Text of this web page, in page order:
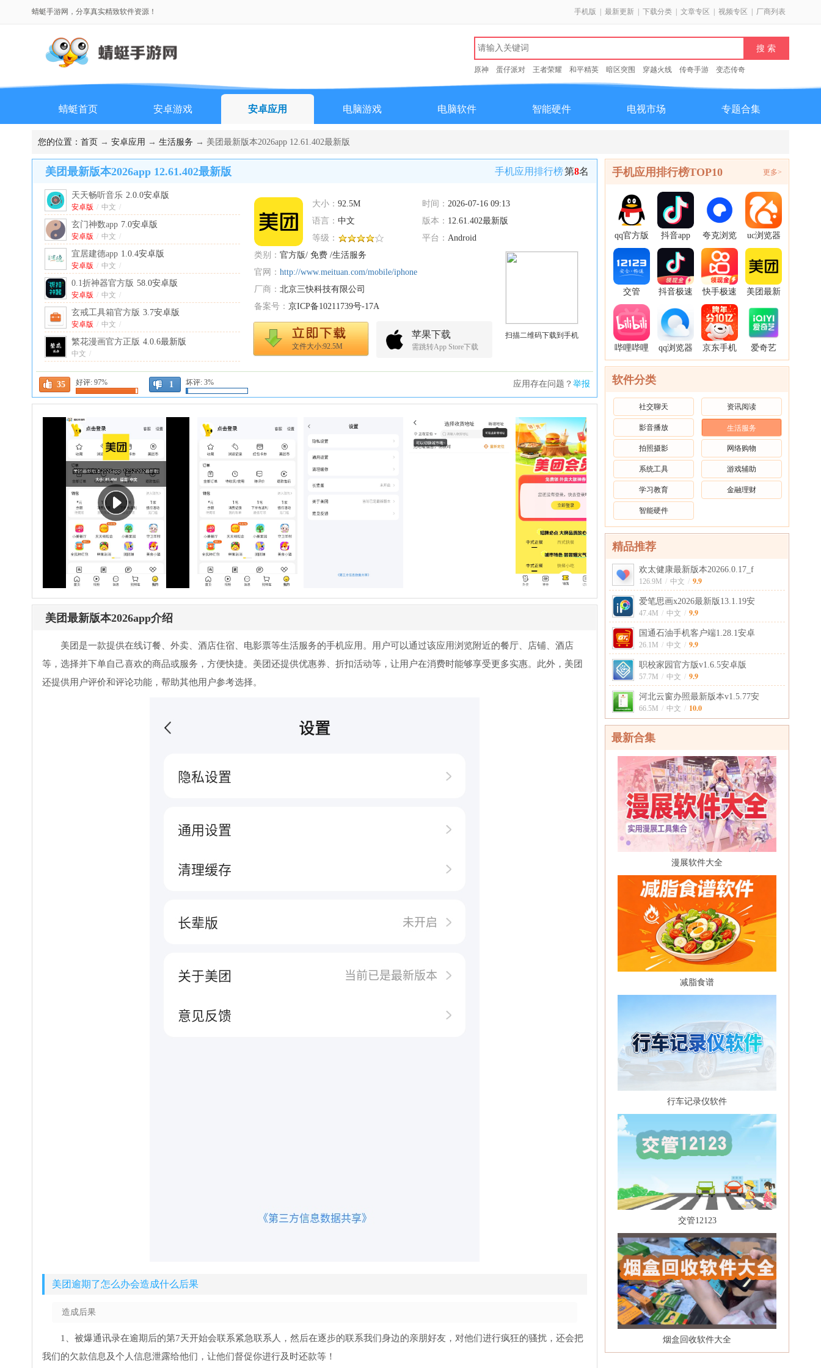
蜻蜓手游网，分享真实精致软件资源！ 手机版 最新更新 下载分类 文章专区 视频专区 厂商列表
原神 蛋仔派对 王者荣耀 和平精英 暗区突围 穿越火线 传奇手游 变态传奇
蜻蜓首页 安卓游戏 安卓应用 电脑游戏 电脑软件 智能硬件 电视市场 专题合集
排行榜
您的位置： 首页 → 安卓应用 → 生活服务 → 美团最新版本2026app 12.61.402最新版
美团最新版本2026app 12.61.402最新版 手机应用排行榜第8名
大小： 92.5M 时间： 2026-07-16 09:13
语言： 中文 版本： 12.61.402最新版
等级：
平台： Android
类别： 官方版/ 免费 /生活服务
官网： http://www.meituan.com/mobile/iphone
厂商： 北京三快科技有限公司
备案号： 京ICP备10211739号-17A
文件大小:92.5M
苹果下载
需跳转App Store下载
35 好评: 97% 1 坏评: 3% 应用存在问题？ 举报
天天畅听音乐 2.0.0安卓版
安卓版 / 中文 /
玄门神数app 7.0安卓版
安卓版 / 中文 /
宜居建德app 1.0.4安卓版
安卓版 / 中文 /
0.1折神器官方版 58.0安卓版
安卓版 / 中文 /
玄戒工具箱官方版 3.7安卓版
安卓版 / 中文 /
繁花漫画官方正版 4.0.6最新版
中文 /
app分享2026(appshare) 5.1.4安卓版
安卓版 / 中文
玩机资源库官方版 1.3.1安卓版
Repo Store官方版 1.0.20安卓版
安卓版 英文 /
vivo应用商店官方正版 10.3.60.0安卓版
安卓版 / 中文 /
扫描二维码下载到手机
美团最新版本2026app介绍
美团是一款提供在线订餐、外卖、酒店住宿、电影票等生活服务的手机应用。用户可以通过该应用浏览附近的餐厅、店铺、酒店
等，选择并下单自己喜欢的商品或服务，方便快捷。美团还提供优惠券、折扣活动等，让用户在消费时能够享受更多实惠。此外，美团
还提供用户评价和评论功能，帮助其他用户参考选择。
美团逾期了怎么办会造成什么后果
造成后果
1、被爆通讯录在逾期后的第7天开始会联系紧急联系人，然后在逐步的联系我们身边的亲朋好友，对他们进行疯狂的骚扰，还会把
我们的欠款信息及个人信息泄露给他们，让他们督促你进行及时还款等！
手机应用排行榜TOP10 更多>
qq官方版
抖音app
夸克浏览
方正版
uc浏览器
交管
方免费
抖音极速
新版
快手极速
免费
美团最新
2026app
哔哩哔哩
app安卓
版本
qq浏览器
官方免费
京东手机
客户端
爱奇艺
app官方
版
软件分类
社交聊天 资讯阅读
影音播放 生活服务
拍照摄影 网络购物
系统工具 游戏辅助
学习教育 金融理财
智能硬件
精品推荐
欢太健康最新版本20266.0.17_f
126.9M / 中文 / 9.9
爱笔思画x2026最新版13.1.19安
47.4M / 中文 / 9.9
国通石油手机客户端1.28.1安卓
26.1M / 中文 / 9.9
职校家园官方版v1.6.5安卓版
57.7M / 中文 / 9.9
河北云窗办照最新版本v1.5.77安
66.5M / 中文 / 10.0
最新合集
漫展软件大全
减脂食谱
行车记录仪软件
交管12123
烟盒回收软件大全